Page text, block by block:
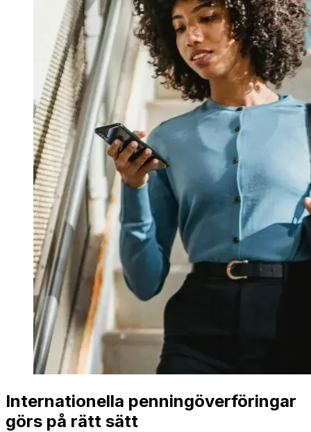
Internationella penningöverföringar
görs på rätt sätt